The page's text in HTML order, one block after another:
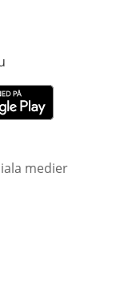
fönster
medier